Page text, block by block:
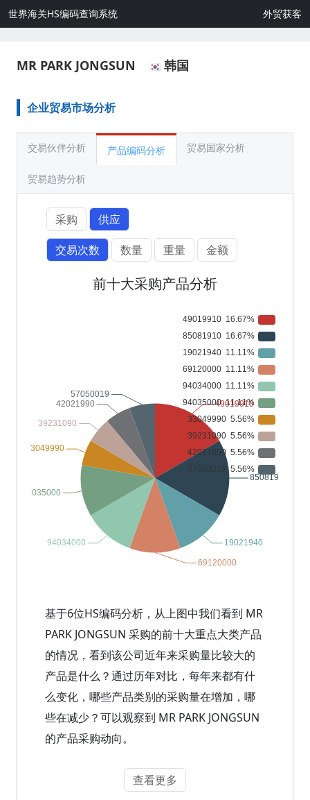
世界海关HS编码查询系统 外贸获客
MR PARK JONGSUN 韩国
企业贸易市场分析
交易伙伴分析 产品编码分析 贸易国家分析
贸易趋势分析
采购
供应
交易次数
数量 重量 金额
前十大采购产品分析
基于6位HS编码分析，从上图中我们看到 MR
PARK JONGSUN 采购的前十大重点大类产品
的情况，看到该公司近年来采购量比较大的
产品是什么？通过历年对比，每年来都有什
么变化，哪些产品类别的采购量在增加，哪
些在减少？可以观察到 MR PARK JONGSUN
的产品采购动向。
查看更多